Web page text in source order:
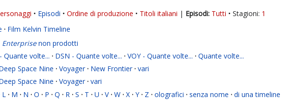
Episodi Ordine di produzione Titoli italiani | Tutti Stagioni: 1
· Film Kelvin Timeline
Enterprisenon prodotti
Quante volte... · DSN - Quante volte... · VOY - Quante volte... · Quante volte...
Space Nine · Voyager · New Frontier · vari
Space Nine · Voyager · vari
L · M · N · O · P · Q · R · S · T · U · V · W · X · Y · Z · olografici · senza nome · di una timeline